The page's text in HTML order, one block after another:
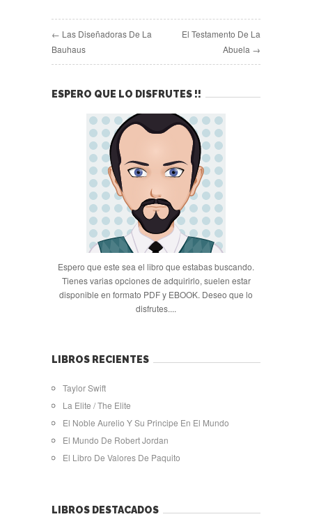
← Las Diseñadoras De La
Bauhaus
El Testamento De La
Abuela →
ESPERO QUE LO DISFRUTES !!
Espero que este sea el libro que estabas buscando.
Tienes varias opciones de adquirirlo, suelen estar
disponible en formato PDF y EBOOK. Deseo que lo
disfrutes....
LIBROS RECIENTES
Taylor Swift
La Elite / The Elite
El Noble Aurelio Y Su Principe En El Mundo
El Mundo De Robert Jordan
El Libro De Valores De Paquito
LIBROS DESTACADOS